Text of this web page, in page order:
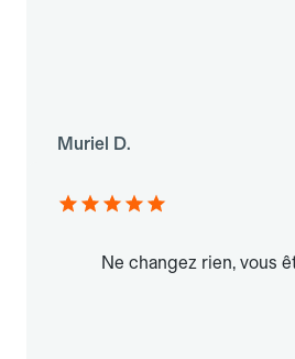
Muriel D.
Ne changez rien, vous